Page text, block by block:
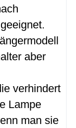
aber
verhindert
Lampe
man sie